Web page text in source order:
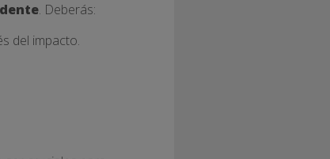
. Deberás:
del impacto.